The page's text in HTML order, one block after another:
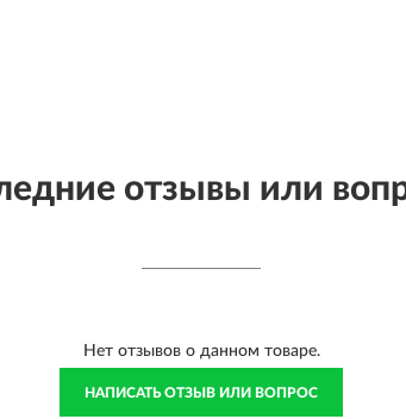
отзывы или
Нет отзывов о данном товаре.
НАПИСАТЬ ОТЗЫВ ИЛИ ВОПРОС